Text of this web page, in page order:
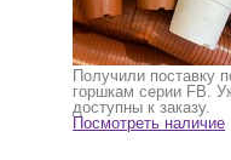
Получили поставку
горшкам серии FB.
доступны к заказу.
Посмотреть наличие